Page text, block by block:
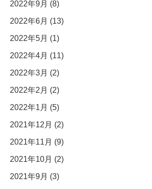
2022年9月 (8)
2022年6月 (13)
2022年5月 (1)
2022年4月 (11)
2022年3月 (2)
2022年2月 (2)
2022年1月 (5)
2021年12月 (2)
2021年11月 (9)
2021年10月 (2)
2021年9月 (3)